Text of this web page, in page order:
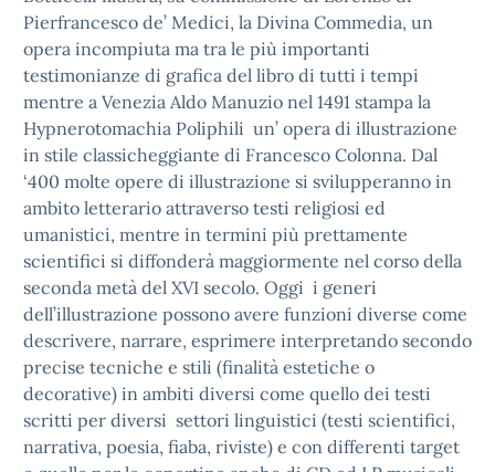
Pierfrancesco de’ Medici, la Divina Commedia, un
opera incompiuta ma tra le più importanti
testimonianze di grafica del libro di tutti i tempi
mentre a Venezia Aldo Manuzio nel 1491 stampa la
Hypnerotomachia Poliphili un’ opera di illustrazione
in stile classicheggiante di Francesco Colonna. Dal
‘400 molte opere di illustrazione si svilupperanno in
ambito letterario attraverso testi religiosi ed
umanistici, mentre in termini più prettamente
scientifici si diffonderà maggiormente nel corso della
seconda metà del XVI secolo. Oggi i generi
dell’illustrazione possono avere funzioni diverse come
descrivere, narrare, esprimere interpretando secondo
precise tecniche e stili (finalità estetiche o
decorative) in ambiti diversi come quello dei testi
scritti per diversi settori linguistici (testi scientifici,
narrativa, poesia, fiaba, riviste) e con differenti target